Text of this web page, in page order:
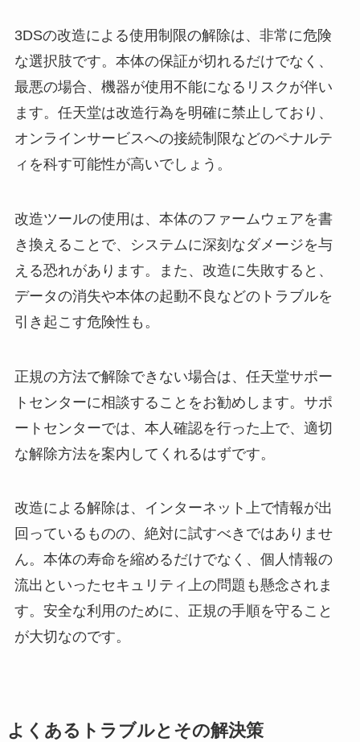
3DSの改造による使用制限の解除は、非常に危険
な選択肢です。本体の保証が切れるだけでなく、
最悪の場合、機器が使用不能になるリスクが伴い
ます。任天堂は改造行為を明確に禁止しており、
オンラインサービスへの接続制限などのペナルテ
ィを科す可能性が高いでしょう。
改造ツールの使用は、本体のファームウェアを書
き換えることで、システムに深刻なダメージを与
える恐れがあります。また、改造に失敗すると、
データの消失や本体の起動不良などのトラブルを
引き起こす危険性も。
正規の方法で解除できない場合は、任天堂サポー
トセンターに相談することをお勧めします。サポ
ートセンターでは、本人確認を行った上で、適切
な解除方法を案内してくれるはずです。
改造による解除は、インターネット上で情報が出
回っているものの、絶対に試すべきではありませ
ん。本体の寿命を縮めるだけでなく、個人情報の
流出といったセキュリティ上の問題も懸念されま
す。安全な利用のために、正規の手順を守ること
が大切なのです。
よくあるトラブルとその解決策